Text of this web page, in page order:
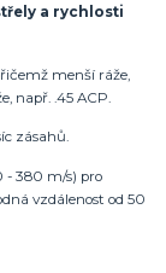
a rychlosti
menší ráže,
např. .45 ACP.
zásahů.
- 380 m/s) pro
vzdálenost od 50